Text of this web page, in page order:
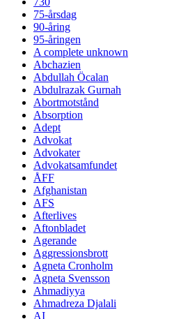
75-årsdag
90-åring
95-åringen
A complete unknown
Abchazien
Abdullah Öcalan
Abdulrazak Gurnah
Abortmotstånd
Absorption
Adept
Advokat
Advokater
Advokatsamfundet
ÅFF
Afghanistan
AFS
Afterlives
Aftonbladet
Agerande
Aggressionsbrott
Agneta Cronholm
Agneta Svensson
Ahmadiyya
Ahmadreza Djalali
AI